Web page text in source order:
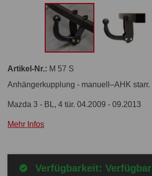
Artikel-Nr.: M 57 S
Anhängerkupplung - manuell–AHK starr.
Mazda 3 - BL, 4 tür. 04.2009 - 09.2013
Mehr Infos
Verfügbarkeit: Verfügbar